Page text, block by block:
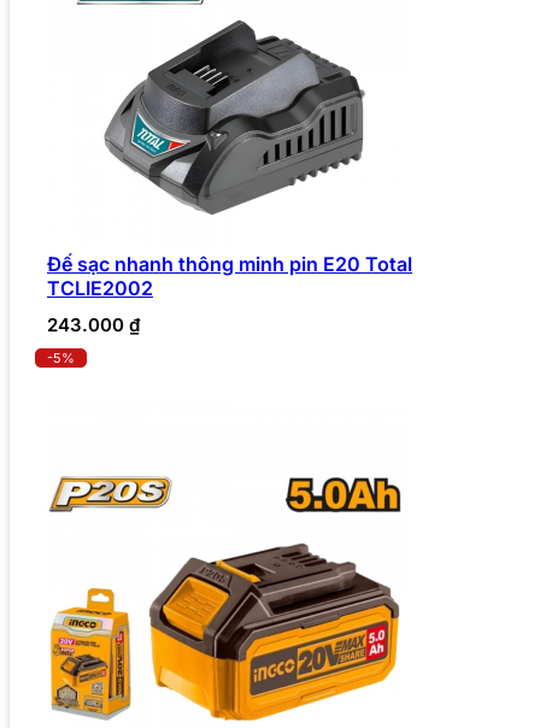
Đế sạc nhanh thông minh pin E20 Total
TCLIE2002
243.000 ₫
-5%